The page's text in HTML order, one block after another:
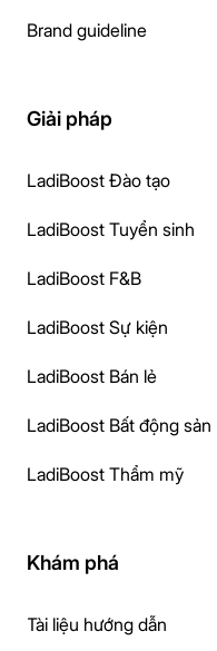
Brand guideline
Giải pháp
LadiBoost Đào tạo
LadiBoost Tuyển sinh
LadiBoost F&B
LadiBoost Sự kiện
LadiBoost Bán lẻ
LadiBoost Bất động sản
LadiBoost Thẩm mỹ
Khám phá
Tài liệu hướng dẫn